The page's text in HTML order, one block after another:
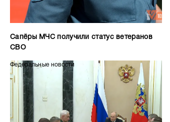
Сапёры МЧС получили статус ветеранов
СВО
Федеральные новости